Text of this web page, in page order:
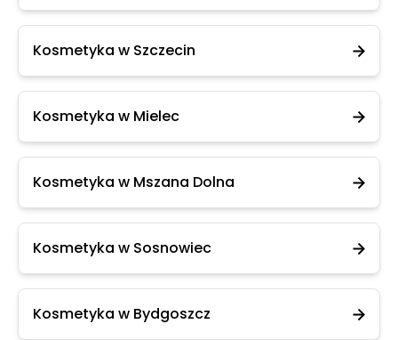
Kosmetyka w Szczecin
Kosmetyka w Mielec
Kosmetyka w Mszana Dolna
Kosmetyka w Sosnowiec
Kosmetyka w Bydgoszcz